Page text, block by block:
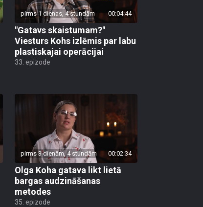
pirms 1 dienas, 4 stundām 00:04:44
"Gatavs skaistumam?"
Viesturs Kohs izlēmis par labu
plastiskajai operācijai
33. epizode
pirms 3 dienām, 4 stundām 00:02:34
Olga Koha gatava likt lietā
bargas audzināšanas
metodes
35. epizode